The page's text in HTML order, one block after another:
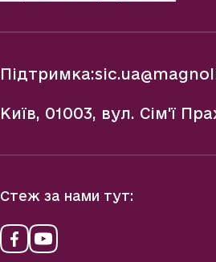
Підтримка:
Київ, 01003, вул. Сім'ї
Стеж за нами тут: